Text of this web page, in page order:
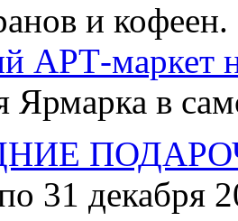
и кофеен.
АРТ-маркет
Ярмарка в
31 декабря